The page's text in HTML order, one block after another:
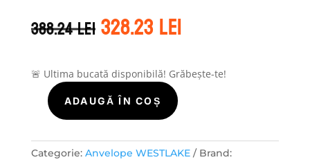
388.24leiPrețul
inițial
fost:
388.24 lei.
328.23leiPrețul
curent
328.23 lei.
🚨 Ultima bucată disponibilă! Grăbește-te!
Cantitate
WestLake
SNOWMASTER
SW608
ADAUGĂ ÎN COȘ
Categorie: Anvelope WESTLAKE
Brand: